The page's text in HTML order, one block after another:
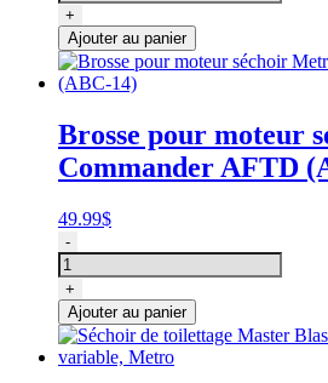
Support
mural
pour
séchoir
Metro
Blaster,
MB3
+
Ajouter au panier
Brosse pour moteur
Commander AFTD
49.99$
quantité
de
Brosse
pour
moteur
séchoir
Metro
-
+
Ajouter au panier